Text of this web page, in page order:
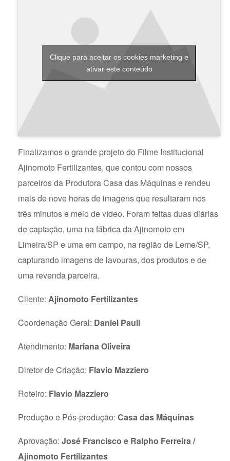
Clique para aceitar os cookies marketing e
ativar este conteúdo
Finalizamos o grande projeto do Filme Institucional
Ajinomoto Fertilizantes, que contou com nossos
parceiros da Produtora Casa das Máquinas e rendeu
mais de nove horas de imagens que resultaram nos
três minutos e meio de vídeo. Foram feitas duas diárias
de captação, uma na fábrica da Ajinomoto em
Limeira/SP e uma em campo, na região de Leme/SP,
capturando imagens de lavouras, dos produtos e de
uma revenda parceira.
Cliente: Ajinomoto Fertilizantes
Coordenação Geral: Daniel Pauli
Atendimento: Mariana Oliveira
Diretor de Criação: Flavio Mazziero
Roteiro: Flavio Mazziero
Produção e Pós-produção: Casa das Máquinas
Aprovação: José Francisco e Ralpho Ferreira /
Ajinomoto Fertilizantes